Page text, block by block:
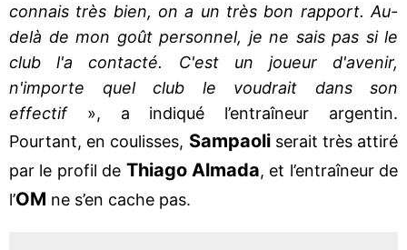
connais très bien, on a un très bon rapport. Au-
delà de mon goût personnel, je ne sais pas si le
club l'a contacté. C'est un joueur d'avenir,
n'importe quel club le voudrait dans son
effectif», a indiqué l’entraîneur argentin.
Pourtant, en coulisses, Sampaoliserait très attiré
par le profil de Thiago Almada, et l’entraîneur de
l’OM ne s’en cache pas.